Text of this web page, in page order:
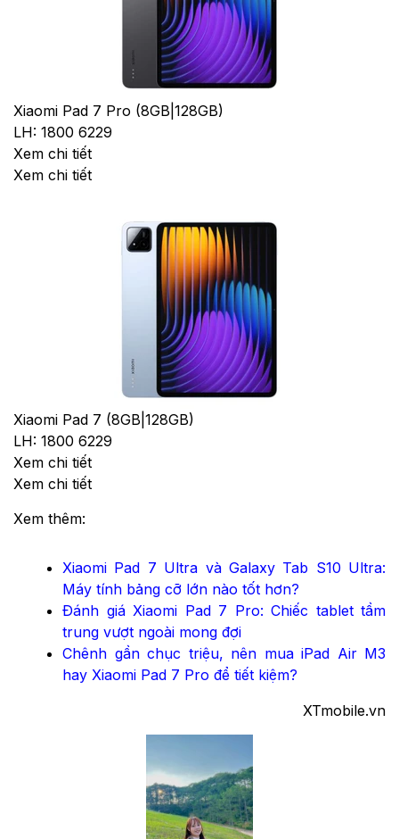
Xiaomi Pad 7 Pro (8GB|128GB)
LH: 1800 6229
Xem chi tiết
Xem chi tiết
Xiaomi Pad 7 (8GB|128GB)
LH: 1800 6229
Xem chi tiết
Xem chi tiết
Xem thêm:
Xiaomi Pad 7 Ultra và Galaxy Tab S10 Ultra:
Máy tính bảng cỡ lớn nào tốt hơn?
Đánh giá Xiaomi Pad 7 Pro: Chiếc tablet tầm
trung vượt ngoài mong đợi
Chênh gần chục triệu, nên mua iPad Air M3
hay Xiaomi Pad 7 Pro để tiết kiệm?
XTmobile.vn